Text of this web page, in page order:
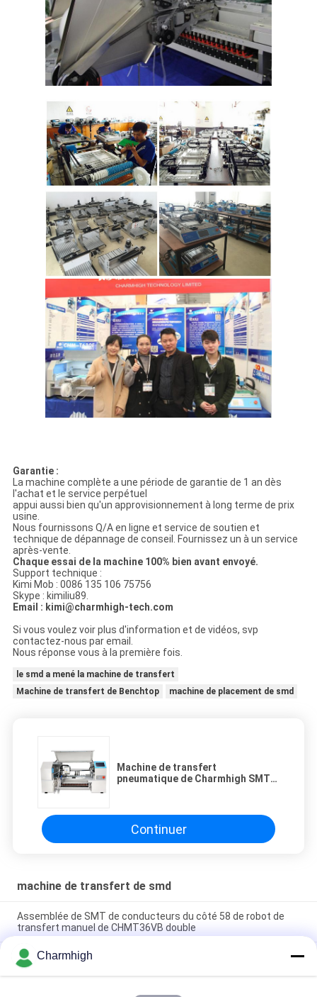
Garantie :
La machine complète a une période de garantie de 1 an dès
l'achat et le service perpétuel
appui aussi bien qu'un approvisionnement à long terme de prix
usine.
Nous fournissons Q/A en ligne et service de soutien et
technique de dépannage de conseil. Fournissez un à un service
après-vente.
Chaque essai de la machine 100% bien avant envoyé.
Support technique :
Kimi Mob : 0086 135 106 75756
Skype : kimiliu89.
Email : kimi@charmhigh-tech.com
Si vous voulez voir plus d'information et de vidéos, svp
contactez-nous par email.
Nous réponse vous à la première fois.
le smd a mené la machine de transfert
Machine de transfert de Benchtop
machine de placement de smd
Machine de transfert
pneumatique de Charmhigh SMT
Yamaha
Continuer
machine de transfert de smd
Assemblée de SMT de conducteurs du côté 58 de robot de
transfert manuel de CHMT36VB double
2 robot de transfert tout des conducteurs CHMT48VB
Benchtop SMD des têtes 58 dans un Chip Mounter
Charmhigh